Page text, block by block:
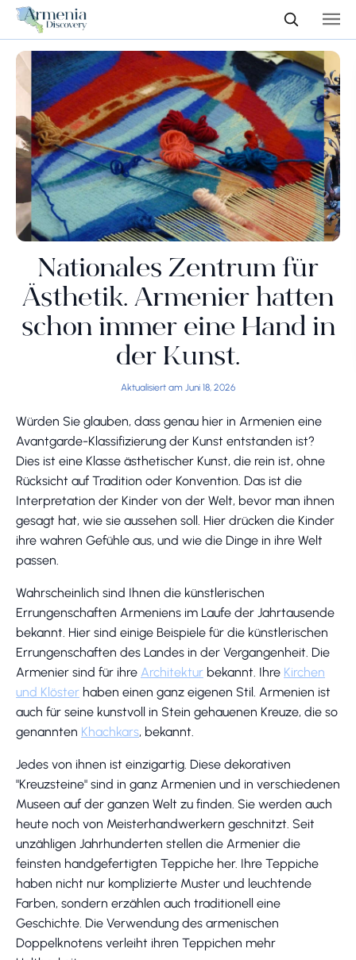
Nationales Zentrum für
Ästhetik. Armenier hatten
schon immer eine Hand in
der Kunst.
Aktualisiert am Juni 18, 2026
Würden Sie glauben, dass genau hier in Armenien eine
Avantgarde-Klassifizierung der Kunst entstanden ist?
Dies ist eine Klasse ästhetischer Kunst, die rein ist, ohne
Rücksicht auf Tradition oder Konvention. Das ist die
Interpretation der Kinder von der Welt, bevor man ihnen
gesagt hat, wie sie aussehen soll. Hier drücken die Kinder
ihre wahren Gefühle aus, und wie die Dinge in ihre Welt
passen.
Wahrscheinlich sind Ihnen die künstlerischen
Errungenschaften Armeniens im Laufe der Jahrtausende
bekannt. Hier sind einige Beispiele für die künstlerischen
Errungenschaften des Landes in der Vergangenheit. Die
Armenier sind für ihre Architektur bekannt. Ihre Kirchen
und Klöster haben einen ganz eigenen Stil. Armenien ist
auch für seine kunstvoll in Stein gehauenen Kreuze, die so
genannten Khachkars, bekannt.
Jedes von ihnen ist einzigartig. Diese dekorativen
"Kreuzsteine" sind in ganz Armenien und in verschiedenen
Museen auf der ganzen Welt zu finden. Sie werden auch
heute noch von Meisterhandwerkern geschnitzt. Seit
unzähligen Jahrhunderten stellen die Armenier die
feinsten handgefertigten Teppiche her. Ihre Teppiche
haben nicht nur komplizierte Muster und leuchtende
Farben, sondern erzählen auch traditionell eine
Geschichte. Die Verwendung des armenischen
Doppelknotens verleiht ihren Teppichen mehr